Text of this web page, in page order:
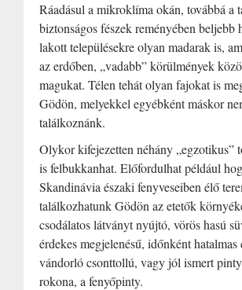
Ráadásul a mikroklíma okán, továbbá a
biztonságos fészek reményében beljebb
lakott településekre olyan madarak is,
az erdőben, „vadabb” körülmények
magukat. Télen tehát olyan fajokat is
Gödön, melyekkel egyébként máskor
találkoznánk.
Olykor kifejezetten néhány „egzotikus”
is felbukkanhat. Előfordulhat például
Skandinávia északi fenyveseiben élő
találkozhatunk Gödön az etetők
csodálatos látványt nyújtó, vörös hasú
érdekes megjelenésű, időnként hatalmas
vándorló csonttollú, vagy jól ismert
rokona, a fenyőpinty.